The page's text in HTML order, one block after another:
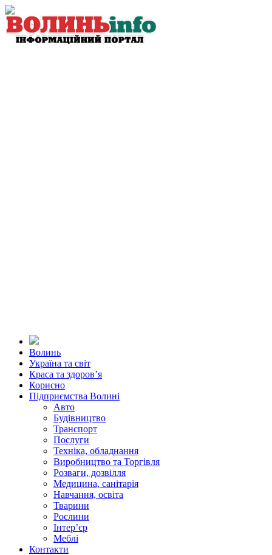
Волинь
Україна та світ
Краса та здоров’я
Корисно
Підприємства Волині
Авто
Будівництво
Транспорт
Послуги
Техніка, обладнання
Виробництво та Торгівля
Розваги, дозвілля
Медицина, санітарія
Навчання, освіта
Тварини
Рослини
Інтер’єр
Меблі
Контакти